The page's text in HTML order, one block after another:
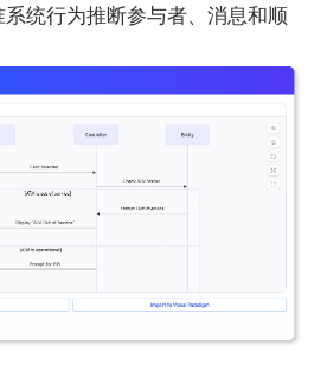
统行为推断参与者、消息和顺